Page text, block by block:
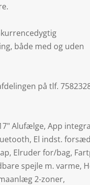
både med og uden
på tlf.
Alufælge, App
El indst.
Elruder for/bag,
spejle m. varme,
2-zoner,